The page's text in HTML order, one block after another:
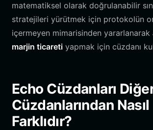
matematiksel olarak doğrulanabilir
stratejileri yürütmek için protokolün
içermeyen mimarisinden yararlanarak
marjin ticareti yapmak için cüzdanı
Echo Cüzdanları
Cüzdanlarından Nasıl
Farklıdır?